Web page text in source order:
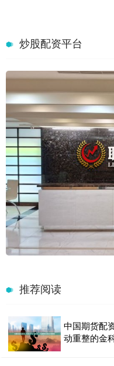
炒股配资平台
推荐阅读
中国期货配
动重整的金